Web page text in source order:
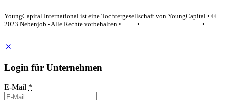
YoungCapital International ist eine Tochtergesellschaft von YoungCapital • ©
2023 Nebenjob - Alle Rechte vorbehalten •
•
•
Login für Unternehmen
E-Mail *